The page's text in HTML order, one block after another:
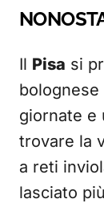
Il Pisa si
giornate e
trovare la
a reti
lasciato